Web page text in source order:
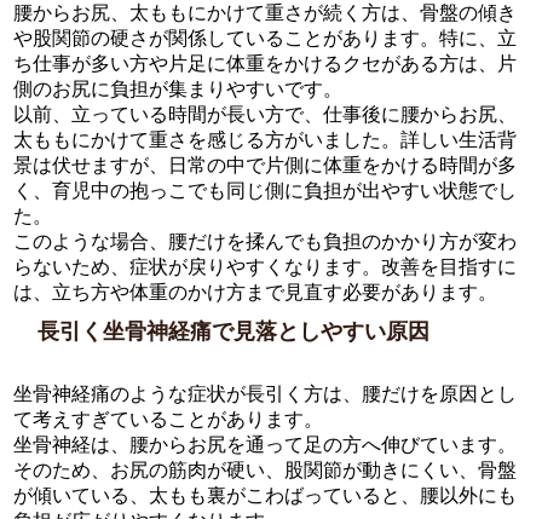
腰からお尻、太ももにかけて重さが続く方は、骨盤の傾き
や股関節の硬さが関係していることがあります。特に、立
ち仕事が多い方や片足に体重をかけるクセがある方は、片
側のお尻に負担が集まりやすいです。
以前、立っている時間が長い方で、仕事後に腰からお尻、
太ももにかけて重さを感じる方がいました。詳しい生活背
景は伏せますが、日常の中で片側に体重をかける時間が多
く、育児中の抱っこでも同じ側に負担が出やすい状態でし
た。
このような場合、腰だけを揉んでも負担のかかり方が変わ
らないため、症状が戻りやすくなります。改善を目指すに
は、立ち方や体重のかけ方まで見直す必要があります。
長引く坐骨神経痛で見落としやすい原因
坐骨神経痛のような症状が長引く方は、腰だけを原因とし
て考えすぎていることがあります。
坐骨神経は、腰からお尻を通って足の方へ伸びています。
そのため、お尻の筋肉が硬い、股関節が動きにくい、骨盤
が傾いている、太もも裏がこわばっていると、腰以外にも